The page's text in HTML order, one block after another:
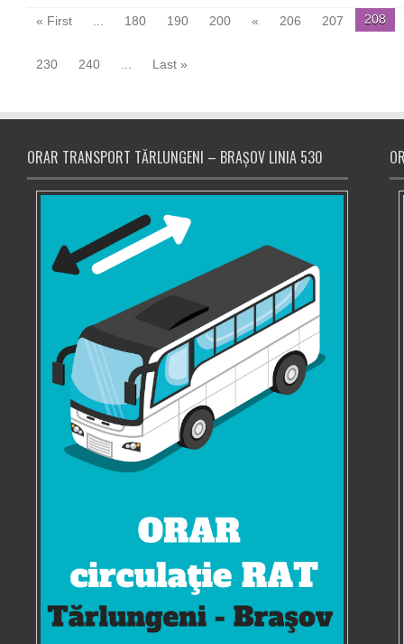
« First 180 190 200 « 206 207 208
230 240 Last »
ORAR TRANSPORT TĂRLUNGENI – BRAȘOV LINIA 530